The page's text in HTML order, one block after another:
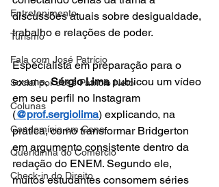
Entretenimento
Turismo
Fala com José Patrício
Social por José Patrício Neto
Colunas
Condomínio em Cena
Queridinha do Comércio
Check-in do Direito
discussões atuais sobre desigualdade,
trabalho e relações de poder.
Especialista em preparação para o
exame, Sérgio Lima publicou um vídeo
em seu perfil no Instagram
(@prof.sergiolima) explicando, na
prática, como transformar Bridgerton
em argumento consistente dentro da
redação do ENEM. Segundo ele,
muitos estudantes consomem séries